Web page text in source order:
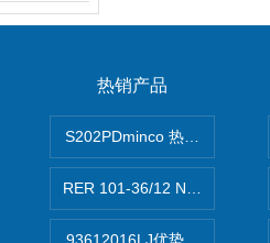
热销产品
S202PDminco 热电阻
RER 101-36/12 NHH离心